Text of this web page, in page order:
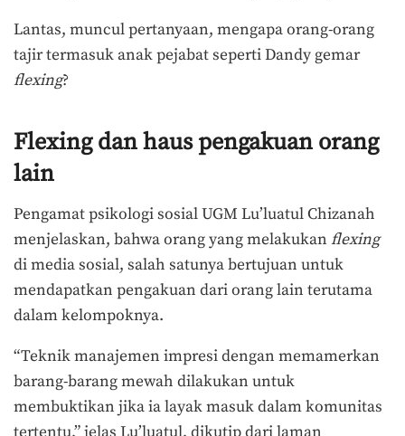
Lantas, muncul pertanyaan, mengapa orang-orang
tajir termasuk anak pejabat seperti Dandy gemar
flexing?
Flexing dan hauspengakuan orang
lain
Pengamat psikologi sosial UGM Lu’luatul Chizanah
menjelaskan, bahwa orang yang melakukan flexing
di media sosial, salah satunya bertujuan untuk
mendapatkan pengakuan dari orang lain terutama
dalam kelompoknya.
“Teknik manajemen impresi dengan memamerkan
barang-barang mewah dilakukan untuk
membuktikan jika ia layak masuk dalam komunitas